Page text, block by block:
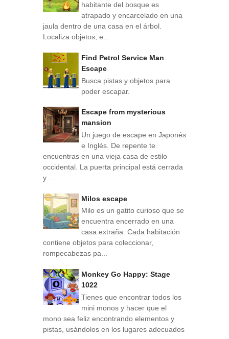
habitante del bosque es
atrapado y encarcelado en una
jaula dentro de una casa en el árbol.
Localiza objetos, e...
Find Petrol Service Man
Escape
Busca pistas y objetos para
poder escapar.
Escape from mysterious
mansion
Un juego de escape en Japonés
e Inglés. De repente te
encuentras en una vieja casa de estilo
occidental. La puerta principal está cerrada
y ...
Milos escape
Milo es un gatito curioso que se
encuentra encerrado en una
casa extraña. Cada habitación
contiene objetos para coleccionar,
rompecabezas pa...
Monkey Go Happy: Stage
1022
Tienes que encontrar todos los
mini monos y hacer que el
mono sea feliz encontrando elementos y
pistas, usándolos en los lugares adecuados